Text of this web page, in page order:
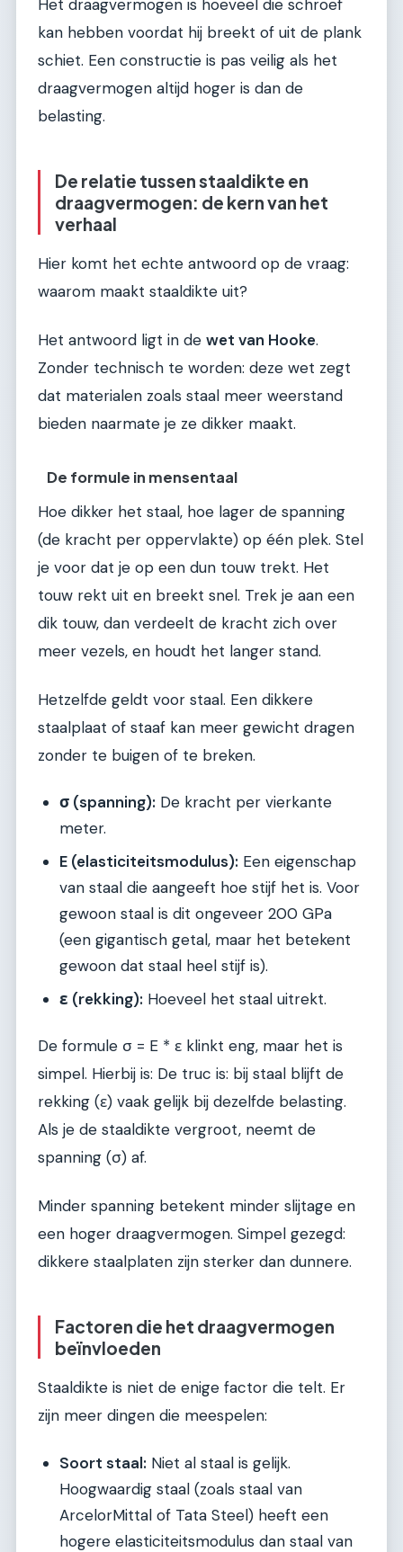
Het draagvermogen is hoeveel die schroef
kan hebben voordat hij breekt of uit de plank
schiet. Een constructie is pas veilig als het
draagvermogen altijd hoger is dan de
belasting.
De relatie tussen staaldikte en
draagvermogen: de kern van het
verhaal
Hier komt het echte antwoord op de vraag:
waarom maakt staaldikte uit?
Het antwoord ligt in de wet van Hooke.
Zonder technisch te worden: deze wet zegt
dat materialen zoals staal meer weerstand
bieden naarmate je ze dikker maakt.
De formule in mensentaal
Hoe dikker het staal, hoe lager de spanning
(de kracht per oppervlakte) op één plek. Stel
je voor dat je op een dun touw trekt. Het
touw rekt uit en breekt snel. Trek je aan een
dik touw, dan verdeelt de kracht zich over
meer vezels, en houdt het langer stand.
Hetzelfde geldt voor staal. Een dikkere
staalplaat of staaf kan meer gewicht dragen
zonder te buigen of te breken.
σ (spanning): De kracht per vierkante
meter.
E (elasticiteitsmodulus): Een eigenschap
van staal die aangeeft hoe stijf het is. Voor
gewoon staal is dit ongeveer 200 GPa
(een gigantisch getal, maar het betekent
gewoon dat staal heel stijf is).
ε (rekking): Hoeveel het staal uitrekt.
De formule σ = E * ε klinkt eng, maar het is
simpel. Hierbij is: De truc is: bij staal blijft de
rekking (ε) vaak gelijk bij dezelfde belasting.
Als je de staaldikte vergroot, neemt de
spanning (σ) af.
Minder spanning betekent minder slijtage en
een hoger draagvermogen. Simpel gezegd:
dikkere staalplaten zijn sterker dan dunnere.
Factoren die het draagvermogen
beïnvloeden
Staaldikte is niet de enige factor die telt. Er
zijn meer dingen die meespelen:
Soort staal: Niet al staal is gelijk.
Hoogwaardig staal (zoals staal van
ArcelorMittal of Tata Steel) heeft een
hogere elasticiteitsmodulus dan staal van